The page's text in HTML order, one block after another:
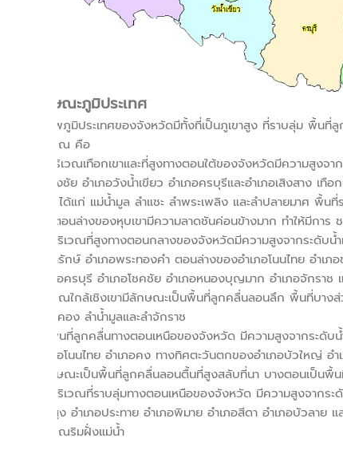
ลักษณะภูมิประเทศ
สภาพภูมิประเทศของจังหวัดมีทั้งที่เป็นภูเขาสูง ที่ราบลุ่ม พื้
บริเวณ คือ
1) บริเวณเทือกเขาและที่สูงทางตอนใต้ของจังหวัดมีความสูงจ
ปักธงชัย อำเภอวังน้ำเขียว อำเภอครบุรีและอำเภอเสิงสาง เทื
ภาค ได้แก่ แม่น้ำมูล ลำแชะ ลำพระเพลิง และลำปลายมาศ พื้
ตื้น ตอนล่างของหุบเขามีความลาดชันค่อนข้างมาก ทำให้มีกา
2) บริเวณที่สูงทางตอนกลางของจังหวัดมีความสูงจากระดับน้
เทพารักษ์ อำเภอพระทองคำ ตอนล่างของอำเภอโนนไทย อำเ
อำเภอครบุรี อำเภอโชคชัย อำเภอหนองบุญมาก อำเภอจักร
บริเวณใกล้เชิงเขามีลักษณะเป็นพื้นที่ลูกคลื่นลอนลึก พื้นที่บาง
ลำตะคอง ลำน้ำมูลและลำจักราช
3) พื้นที่ลูกคลื่นทางตอนเหนือของจังหวัด มีความสูงจากระดับ
อำเภอโนนไทย อำเภอคง ทางทิศตะวันตกของอำเภอบัวใหญ่ อ
มีลักษณะเป็นพื้นที่ลูกคลื่นลอนตื้นที่สูงสลับที่นา บางตอนเป็นพื้น
4) บริเวณที่ราบลุ่มทางตอนเหนือของจังหวัด มีความสูงจากร
โนนสูง อำเภอประทาย อำเภอพิมาย อำเภอสีดา อำเภอบัวล
บริเวณริมฝั่งแม่น้ำ